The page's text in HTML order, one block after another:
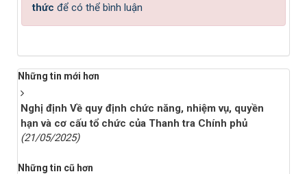
thức để có thể bình luận
Những tin mới hơn
Nghị định Về quy định chức năng, nhiệm vụ, quyền
hạn và cơ cấu tổ chức của Thanh tra Chính phủ
(21/05/2025)
Những tin cũ hơn